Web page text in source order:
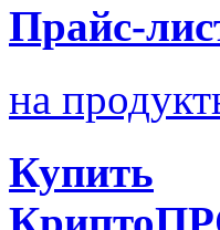
Прайс-
на
Купить